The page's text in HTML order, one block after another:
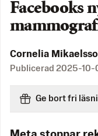
Facebooks
Cornelia
Publicerad 2025-10-
Ge bort fri